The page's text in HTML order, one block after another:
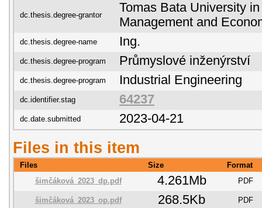
dc.thesis.degree-grantor
Tomas Bata University
Management and
dc.thesis.degree-name Ing.
dc.thesis.degree-program Průmyslové inženýrství
dc.thesis.degree-program Industrial Engineering
dc.identifier.stag 64237
dc.date.submitted 2023-04-21
Files in this item
Files Size
Format
šimčáková_2023_dp.pdf
4.261Mb PDF
šimčáková_2023_op.pdf 268.5Kb PDF